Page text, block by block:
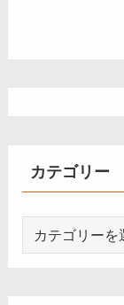
カテゴリー